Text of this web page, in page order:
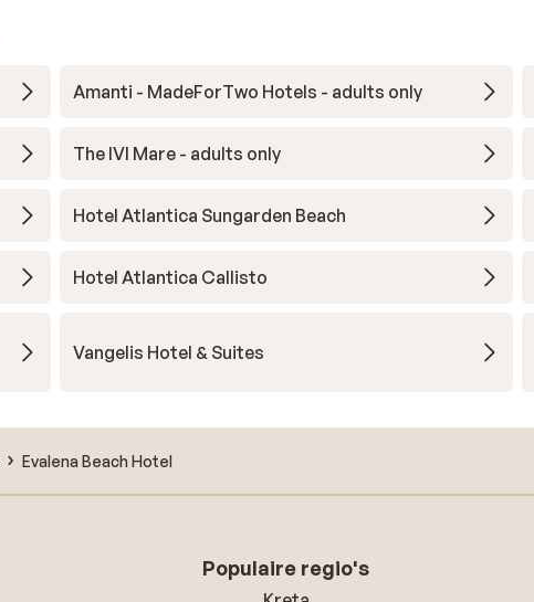
Amanti - MadeForTwo Hotels - adults only
The IVI Mare - adults only
Hotel Atlantica Sungarden Beach
Hotel Atlantica Callisto
Vangelis Hotel & Suites
Evalena Beach Hotel
Populaire regio's